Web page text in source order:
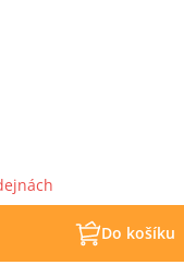
Do košíku